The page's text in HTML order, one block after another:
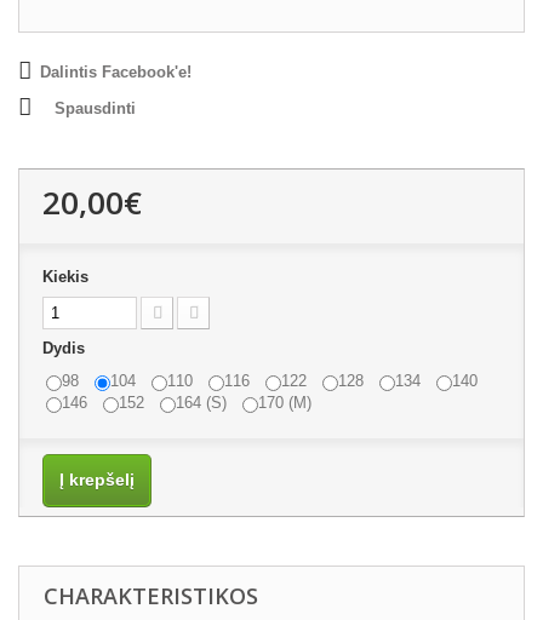
Dalintis Facebook'e!
Spausdinti
20,00€
Kiekis
Dydis
98
104 110 116 122 128 134
140
146
152 164 (S) 170 (M)
Į krepšelį
CHARAKTERISTIKOS